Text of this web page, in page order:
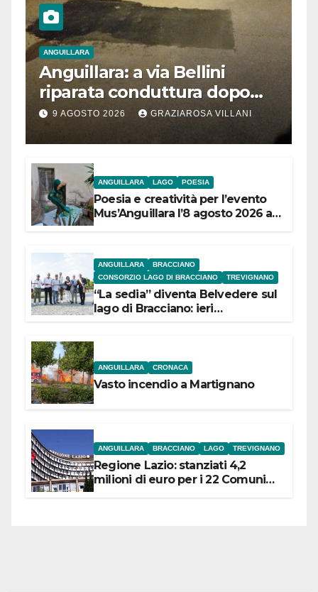
ANGUILLARA
Anguillara: a via Bellini
riparata conduttura dopo
segnalazione IdD
9 AGOSTO 2026 GRAZIAROSA VILLANI
ANGUILLARA LAGO POESIA
Poesia e creatività per l’evento
Mus’Anguillara l’8 agosto 2026 al
ANGUILLARA
BRACCIANO
CONSORZIO LAGO DI BRACCIANO
TREVIGNANO
“La sedia” diventa Belvedere sul
lago di Bracciano: ieri
ANGUILLARA CRONACA
Vasto incendio a Martignano
ANGUILLARA BRACCIANO LAGO TREVIGNANO
Regione Lazio: stanziati 4,2
milioni di euro per i 22 Comuni